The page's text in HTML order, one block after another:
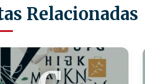
Relacionadas